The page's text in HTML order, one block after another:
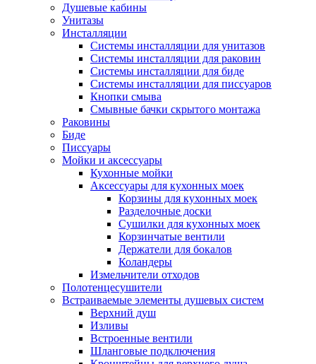
Душевые кабины
Унитазы
Инсталляции
Системы инсталляции для унитазов
Системы инсталляции для раковин
Системы инсталляции для биде
Системы инсталляции для писсуаров
Кнопки смыва
Смывные бачки скрытого монтажа
Раковины
Биде
Писсуары
Мойки и аксессуары
Кухонные мойки
Аксессуары для кухонных моек
Корзины для кухонных моек
Разделочные доски
Сушилки для кухонных моек
Корзинчатые вентили
Держатели для бокалов
Коландеры
Измельчители отходов
Полотенцесушители
Встраиваемые элементы душевых систем
Верхний душ
Изливы
Встроенные вентили
Шланговые подключения